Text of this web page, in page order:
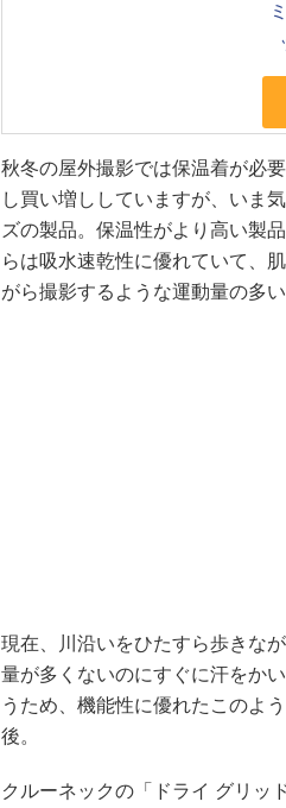
秋冬の屋外撮影では保温着が必
し買い増ししていますが、いま
ズの製品。保温性がより高い製
らは吸水速乾性に優れていて、
がら撮影するような運動量の多
現在、川沿いをひたすら歩きな
量が多くないのにすぐに汗をか
うため、機能性に優れたこのよ
後。
クルーネックの「ドライ グリッ